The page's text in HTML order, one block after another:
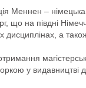
Меннен –
що на півдні
дисциплінах, а
у видавництві